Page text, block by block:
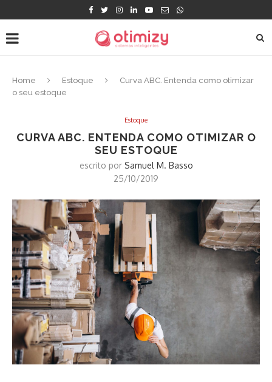
Home Estoque
Curva ABC. Entenda como otimizar
o seu estoque
Estoque
CURVA ABC. ENTENDA COMO OTIMIZAR O
SEU ESTOQUE
escrito por Samuel M. Basso
25/10/2019